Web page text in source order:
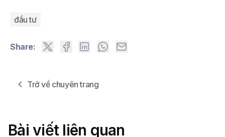
đầu tư
Share:
Trở về chuyên trang
Bài viết liên quan